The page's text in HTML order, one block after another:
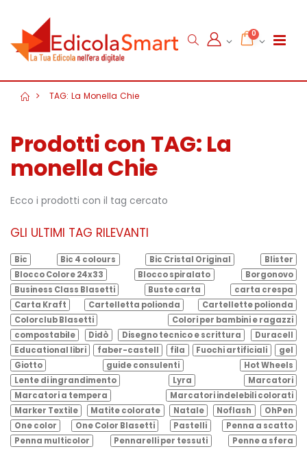
0
TAG: La Monella Chie
Prodotti con TAG: La
monella Chie
Ecco i prodotti con il tag cercato
GLI ULTIMI TAG RILEVANTI
Bic Bic 4 colours Bic Cristal Original
Blister
Blocco Colore 24x33
Blocco spiralato
Borgonovo
Business Class Blasetti
Buste carta
carta crespa
Carta Kraft
Cartelletta polionda
Cartellette polionda
Colorclub Blasetti
Colori per bambini e ragazzi
compostabile
Didò Disegno tecnico e scrittura
Duracell
Educational libri
faber-castell fila Fuochi artificiali
gel
Giotto
guide consulenti
Hot Wheels
Lente di ingrandimento
Lyra
Marcatori
Marcatori a tempera
Marcatori indelebili colorati
Marker Textile
Matite colorate Natale Noflash
OhPen
One color
One Color Blasetti Pastelli
Penna a scatto
Penna multicolor
Pennarelli per tessuti
Penne a sfera